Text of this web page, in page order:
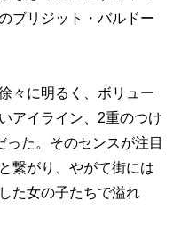
ブリジット・バルドー
々に明るく、ボリュー
アイライン、2重のつけ
った。そのセンスが注目
繋がり、やがて街には
た女の子たちで溢れ